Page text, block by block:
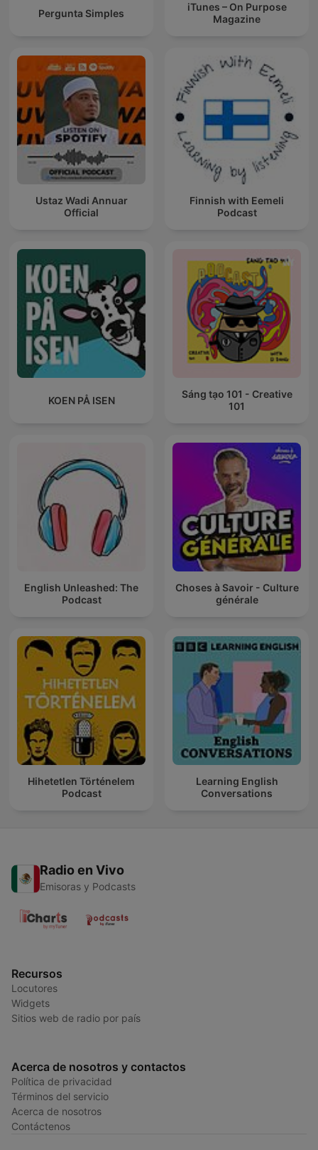
Pergunta Simples
iTunes – On Purpose
Magazine
Ustaz Wadi Annuar
Official
Finnish with Eemeli
Podcast
KOEN PÅ ISEN
Sáng tạo 101 - Creative
101
English Unleashed: The
Podcast
Choses à Savoir - Culture
générale
Hihetetlen Történelem
Podcast
Learning English
Conversations
Radio en Vivo
Emisoras y Podcasts
Recursos
Locutores
Widgets
Sitios web de radio por país
Acerca de nosotros y contactos
Política de privacidad
Términos del servicio
Acerca de nosotros
Contáctenos